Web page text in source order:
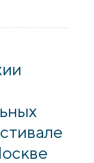
чытанні «У